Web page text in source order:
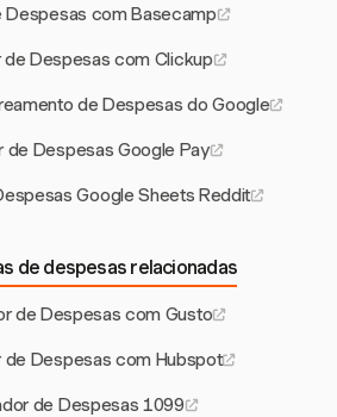
Despesas com Basecamp
de Despesas com Clickup
de Despesas do Google
de Despesas Google Pay
Google Sheets Reddit
de despesas relacionadas
de Despesas com Gusto
de Despesas com Hubspot
de Despesas 1099